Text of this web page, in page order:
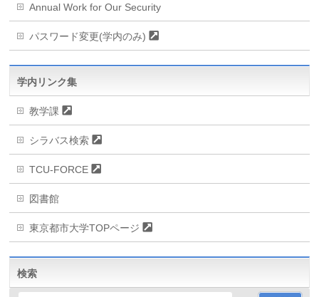
Annual Work for Our Security
パスワード変更(学内のみ)
学内リンク集
教学課
シラバス検索
TCU-FORCE
図書館
東京都市大学TOPページ
検索